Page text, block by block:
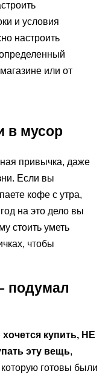
и условия
настроить
или от
в мусор
привычка, даже
Если вы
кофе с утра,
на это дело вы
стоить уметь
чтобы
подумал
купить, НЕ
эту вещь,
готовы были